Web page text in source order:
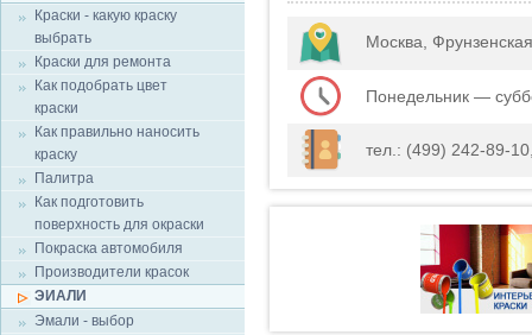
Краски - какую краску
выбрать
Краски для ремонта
Как подобрать цвет
краски
Как правильно наносить
краску
Палитра
Как подготовить
поверхность для окраски
Покраска автомобиля
Производители красок
ЭИАЛИ
Эмали - выбор
Москва,
Понедельник —
тел.: (499) 242-89-